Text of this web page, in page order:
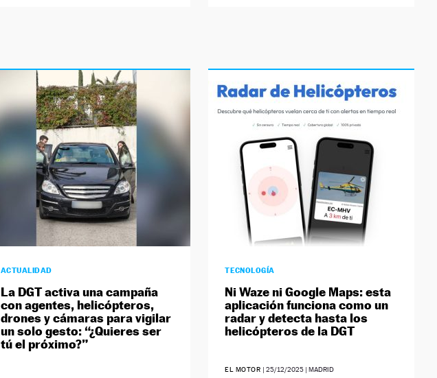
ACTUALIDAD
La DGT activa una campaña
con agentes, helicópteros,
drones y cámaras para vigilar
un solo gesto: “¿Quieres ser
tú el próximo?”
TECNOLOGÍA
Ni Waze ni Google Maps: esta
aplicación funciona como un
radar y detecta hasta los
helicópteros de la DGT
EL MOTOR | 25/12/2025| MADRID